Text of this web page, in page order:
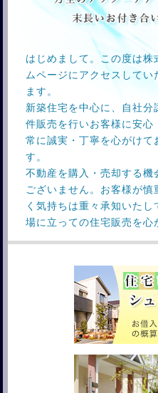
はじめまして。この度は
ムページにアクセスして
ます。
新築住宅を中心に、自社
件販売を行いお客様に安心
常に誠実・丁寧を心がけて
す。
不動産を購入・売却する
ございません。お客様が
く気持ちは重々承知いた
場に立っての住宅販売を心